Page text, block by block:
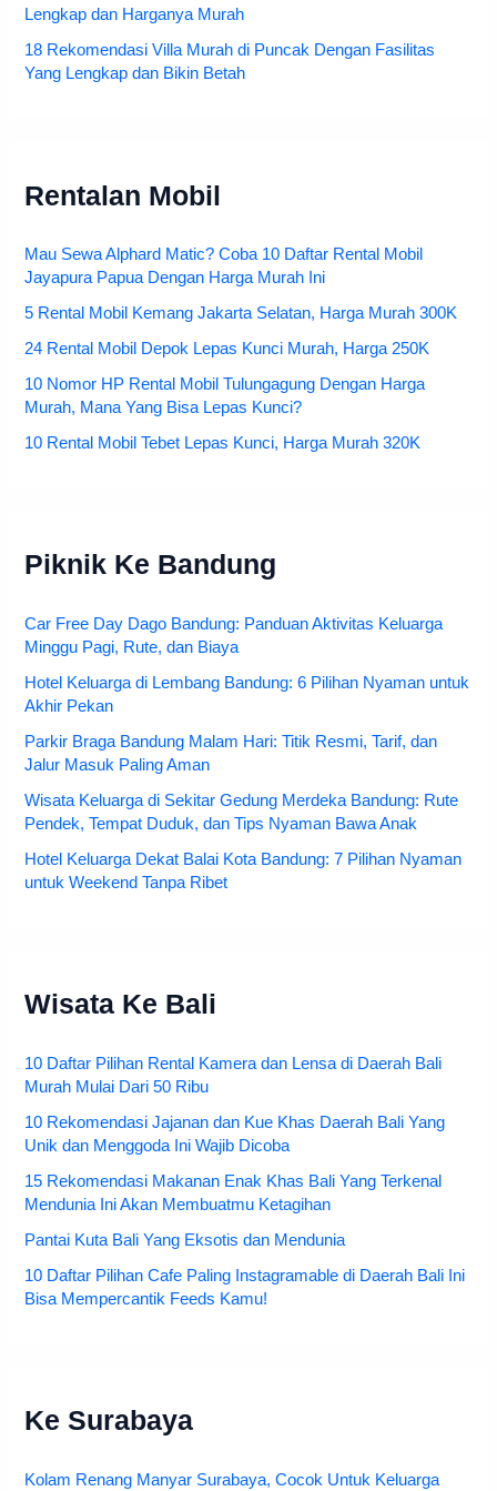
Lengkap dan Harganya Murah
18 Rekomendasi Villa Murah di Puncak Dengan Fasilitas
Yang Lengkap dan Bikin Betah
Rentalan Mobil
Mau Sewa Alphard Matic? Coba 10 Daftar Rental Mobil
Jayapura Papua Dengan Harga Murah Ini
5 Rental Mobil Kemang Jakarta Selatan, Harga Murah 300K
24 Rental Mobil Depok Lepas Kunci Murah, Harga 250K
10 Nomor HP Rental Mobil Tulungagung Dengan Harga
Murah, Mana Yang Bisa Lepas Kunci?
10 Rental Mobil Tebet Lepas Kunci, Harga Murah 320K
Piknik Ke Bandung
Car Free Day Dago Bandung: Panduan Aktivitas Keluarga
Minggu Pagi, Rute, dan Biaya
Hotel Keluarga di Lembang Bandung: 6 Pilihan Nyaman untuk
Akhir Pekan
Parkir Braga Bandung Malam Hari: Titik Resmi, Tarif, dan
Jalur Masuk Paling Aman
Wisata Keluarga di Sekitar Gedung Merdeka Bandung: Rute
Pendek, Tempat Duduk, dan Tips Nyaman Bawa Anak
Hotel Keluarga Dekat Balai Kota Bandung: 7 Pilihan Nyaman
untuk Weekend Tanpa Ribet
Wisata Ke Bali
10 Daftar Pilihan Rental Kamera dan Lensa di Daerah Bali
Murah Mulai Dari 50 Ribu
10 Rekomendasi Jajanan dan Kue Khas Daerah Bali Yang
Unik dan Menggoda Ini Wajib Dicoba
15 Rekomendasi Makanan Enak Khas Bali Yang Terkenal
Mendunia Ini Akan Membuatmu Ketagihan
Pantai Kuta Bali Yang Eksotis dan Mendunia
10 Daftar Pilihan Cafe Paling Instagramable di Daerah Bali Ini
Bisa Mempercantik Feeds Kamu!
Ke Surabaya
Kolam Renang Manyar Surabaya, Cocok Untuk Keluarga